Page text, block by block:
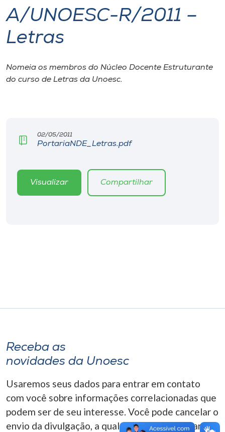
I.nova
Cultura
Biblioteca
Editora
A-
A/UNOESC-R/2011 –
Letras
Nomeia os membros do Núcleo Docente Estruturante
do curso de Letras da Unoesc.
02/05/2011
PortariaNDE_Letras.pdf
Visualizar Compartilhar
Receba as
novidades da Unoesc
Usaremos seus dados para entrar em contato
com você sobre informações correlacionadas que
podem ser de seu interesse. Você pode cancelar o
envio da divulgação, a qualquer momento. Para